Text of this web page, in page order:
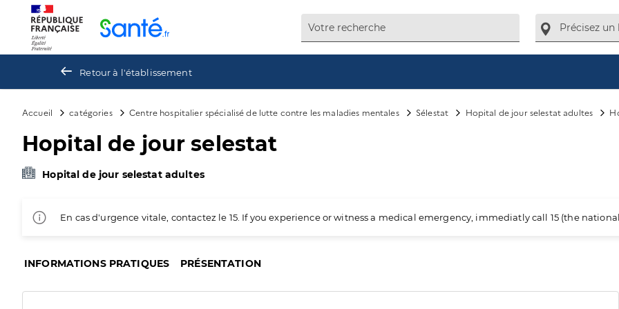
Retour à l'établissement
Accueil catégories Centre hospitalier spécialisé de lutte contre les maladies mentales Sélestat Hopital de jour selestat adultes
Hopital de jour selestat
Hopital de jour selestat adultes
En cas d'urgence vitale, contactez le 15. If you experience or witness a medical emergency, immediatly call 15 (the
INFORMATIONS PRATIQUES PRÉSENTATION
Panneau de gestion des cookies